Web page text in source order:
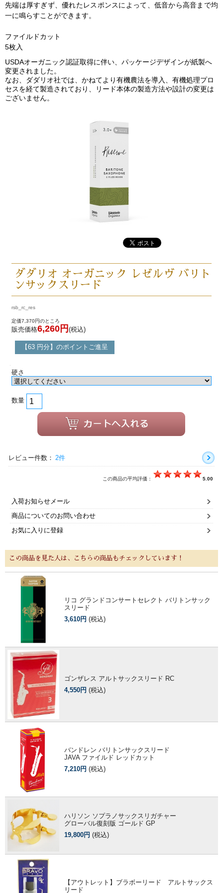
先端は厚すぎず、優れたレスポンスによって、低音から高音まで均
一に鳴らすことができます。
ファイルドカット
5枚入
USDAオーガニック認証取得に伴い、パッケージデザインが紙製へ
変更されました。
なお、ダダリオ社では、かねてより有機農法を導入、有機処理プロ
セスを経て製造されており、リード本体の製造方法や設計の変更は
ございません。
ダダリオ オーガニック レゼルヴ バリト
ンサックスリード
rsb_rc_res
定価7,370円のところ
販売価格6,260円 (税込)
【63 円分】のポイントご進呈
硬さ
数量
レビュー件数： 2件
この商品の平均評価： 5.00
入荷お知らせメール
商品についてのお問い合わせ
お気に入りに登録
この商品を見た人は、こちらの商品もチェックしています！
リコ グランドコンサートセレクト バリトンサック
スリード
3,610円 (税込)
ゴンザレス アルトサックスリード RC
4,550円 (税込)
バンドレン バリトンサックスリード
JAVA ファイルド レッドカット
7,210円 (税込)
ハリソン ソプラノサックスリガチャー
グローバル復刻版 ゴールド GP
19,800円 (税込)
【アウトレット】ブラボーリード アルトサックス
リード